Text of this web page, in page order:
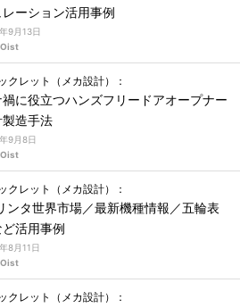
ーション活用事例
9月13日
クレット（メカ設計）：
禍に役立つハンズフリードアオープナー
造手法
9月8日
クレット（メカ設計）：
ンタ世界市場／最新機種情報／五輪表
活用事例
8月11日
クレット（メカ設計）：